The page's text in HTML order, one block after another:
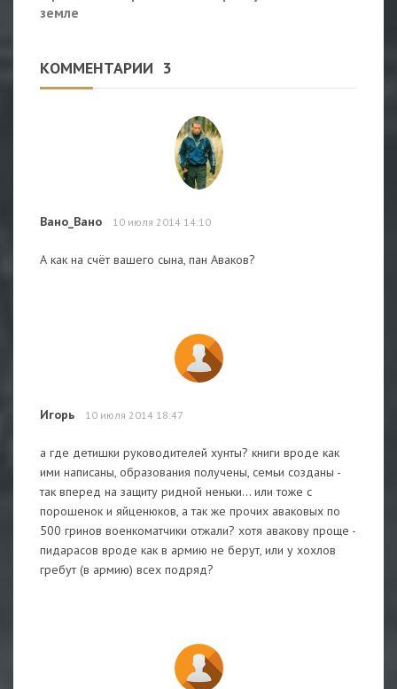
земле
КОММЕНТАРИИ 3
Вано_Вано 10 июля 2014 14:10
А как на счёт вашего сына, пан Аваков?
Игорь 10 июля 2014 18:47
а где детишки руководителей хунты? книги вроде как
ими написаны, образования получены, семьи созданы -
так вперед на защиту ридной неньки... или тоже с
порошенок и яйценюков, а так же прочих аваковых по
500 гринов военкоматчики отжали? хотя авакову проще -
пидарасов вроде как в армию не берут, или у хохлов
гребут (в армию) всех подряд?